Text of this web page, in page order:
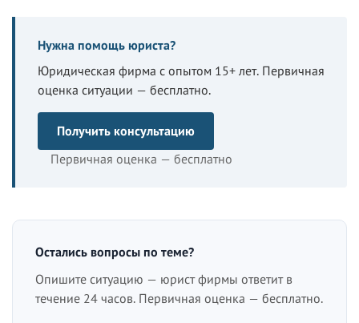
Нужна помощь юриста?
Юридическая фирма с опытом 15+ лет. Первичная
оценка ситуации — бесплатно.
Получить консультацию
Первичная оценка — бесплатно
Остались вопросы по теме?
Опишите ситуацию — юрист фирмы ответит в
течение 24 часов. Первичная оценка — бесплатно.